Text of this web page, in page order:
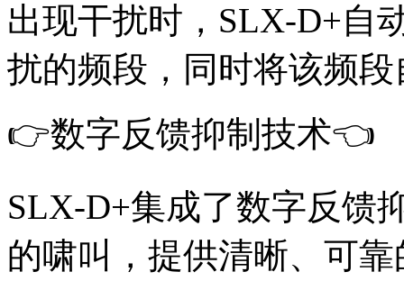
出现干扰时，SLX-D+自
扰的频段，同时将该频
👉数字反馈抑制技术👈
SLX-D+集成了数字反馈
的啸叫，提供清晰、可